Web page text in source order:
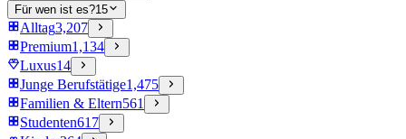
Für wen ist es?15
Alltag3,207
Premium1,134
Luxus14
Junge Berufstätige1,475
Familien & Eltern561
Studenten617